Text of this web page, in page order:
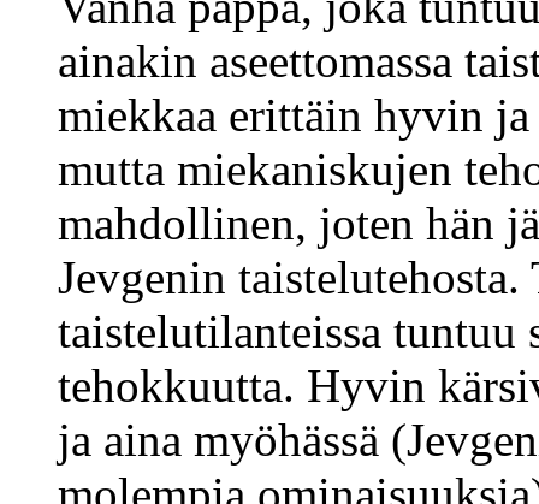
ainakin aseettomassa
miekkaa erittäin hyvin ja
mutta miekaniskujen
mahdollinen, joten hän
Jevgenin
taistelutilanteissa
tehokkuutta. Hyvin
ja aina myöhässä
molempia